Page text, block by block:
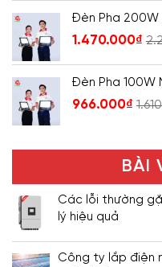
Đèn Pha 200W
1.470.000₫
Đèn Pha 100W
966.000₫
BÀI
Các lỗi thường
lý hiệu quả
Công ty lắp điện